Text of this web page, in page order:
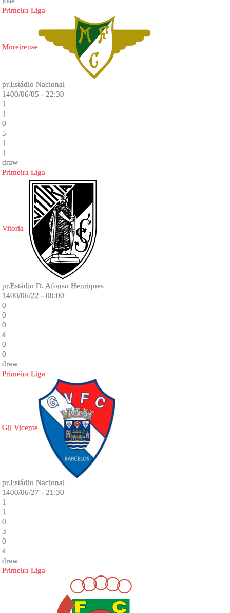
Primeira Liga
Moreirense
pr.Estádio Nacional
1400/06/05 - 22:30
1
1
0
5
1
1
draw
Primeira Liga
Vitoria
pr.Estádio D. Afonso Henriques
1400/06/22 - 00:00
0
0
0
4
0
0
draw
Primeira Liga
Gil Vicente
pr.Estádio Nacional
1400/06/27 - 21:30
1
1
0
3
0
4
draw
Primeira Liga